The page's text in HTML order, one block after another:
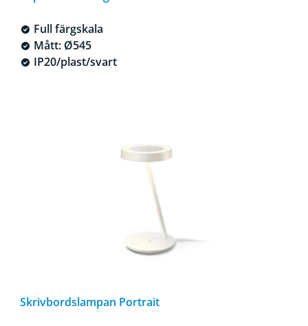
Full färgskala
Mått: Ø545
IP20/plast/svart
Skrivbordslampan Portrait